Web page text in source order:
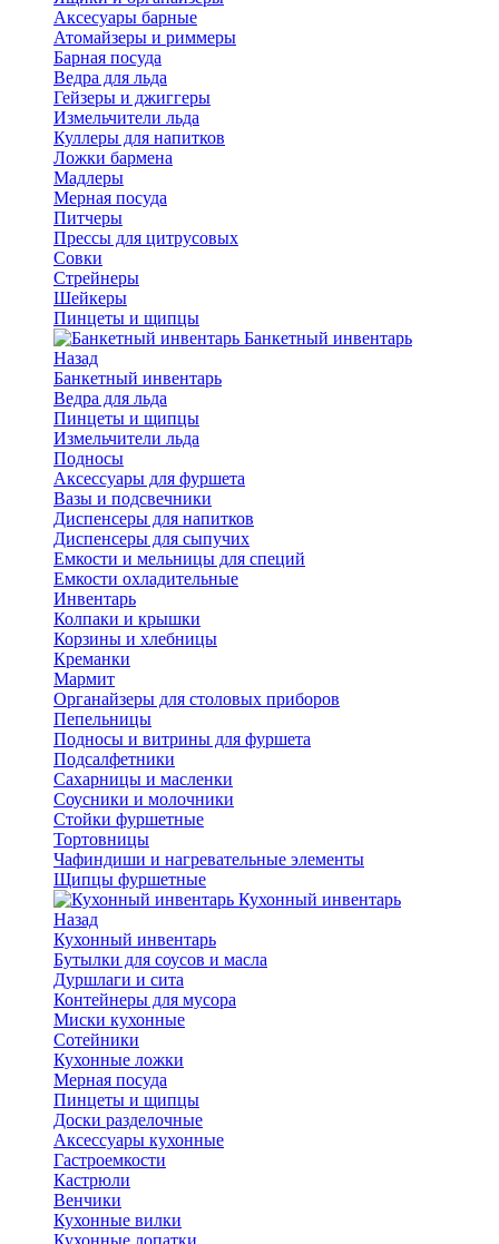
Аксесуары барные
Атомайзеры и риммеры
Барная посуда
Ведра для льда
Гейзеры и джиггеры
Измельчители льда
Куллеры для напитков
Ложки бармена
Мадлеры
Мерная посуда
Питчеры
Прессы для цитрусовых
Совки
Стрейнеры
Шейкеры
Пинцеты и щипцы
Банкетный инвентарь
Назад
Банкетный инвентарь
Ведра для льда
Пинцеты и щипцы
Измельчители льда
Подносы
Аксессуары для фуршета
Вазы и подсвечники
Диспенсеры для напитков
Диспенсеры для сыпучих
Емкости и мельницы для специй
Емкости охладительные
Инвентарь
Колпаки и крышки
Корзины и хлебницы
Креманки
Мармит
Органайзеры для столовых приборов
Пепельницы
Подносы и витрины для фуршета
Подсалфетники
Сахарницы и масленки
Соусники и молочники
Стойки фуршетные
Тортовницы
Чафиндиши и нагревательные элементы
Щипцы фуршетные
Кухонный инвентарь
Назад
Кухонный инвентарь
Бутылки для соусов и масла
Дуршлаги и сита
Контейнеры для мусора
Миски кухонные
Сотейники
Кухонные ложки
Мерная посуда
Пинцеты и щипцы
Доски разделочные
Аксессуары кухонные
Гастроемкости
Кастрюли
Венчики
Кухонные вилки
Кухонные лопатки